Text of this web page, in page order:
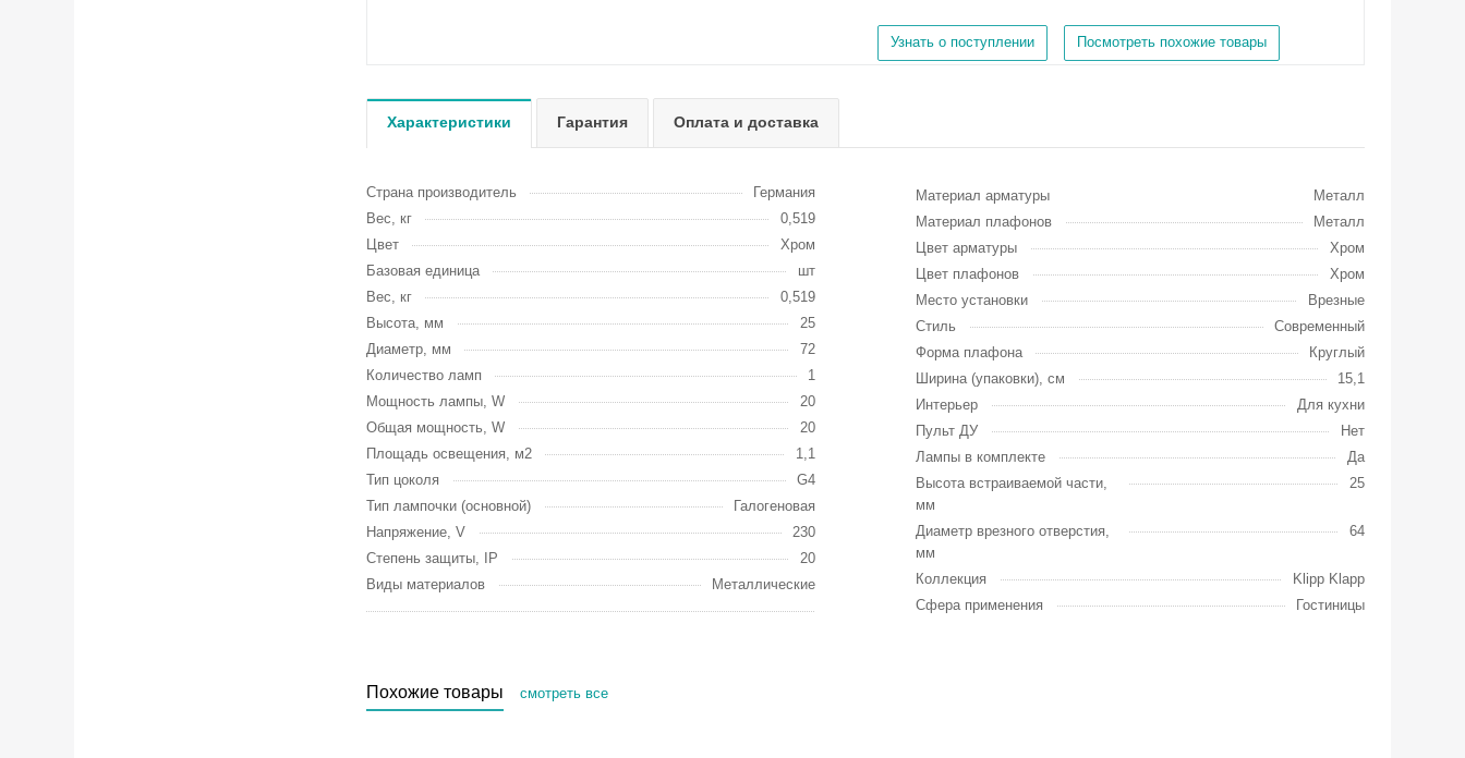
Узнать о поступлении Посмотреть похожие товары
Характеристики Гарантия Оплата и доставка
Страна производитель
Германия
Вес, кг
0,519
Цвет
Хром
Базовая единица
шт
Вес, кг
0,519
Высота, мм
25
Диаметр, мм
72
Количество ламп
1
Мощность лампы, W
20
Общая мощность, W
20
Площадь освещения, м2
1,1
Тип цоколя
G4
Тип лампочки (основной)
Галогеновая
Напряжение, V
230
Степень защиты, IP
20
Виды материалов
Металлические
Материал арматуры
Металл
Материал плафонов
Металл
Цвет арматуры
Хром
Цвет плафонов
Хром
Место установки
Врезные
Стиль
Современный
Форма плафона
Круглый
Ширина (упаковки), см
15,1
Интерьер
Для кухни
Пульт ДУ
Нет
Лампы в комплекте
Да
Высота встраиваемой части,
мм
25
Диаметр врезного отверстия,
мм
64
Коллекция
Klipp Klapp
Сфера применения
Гостиницы
Похожие товары смотреть все